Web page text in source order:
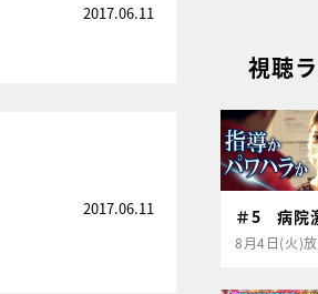
2017.06.11
2017.06.11
視聴
＃5 病院
8月4日(火)